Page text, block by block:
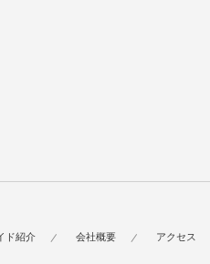
ド紹介 会社概要 アクセス